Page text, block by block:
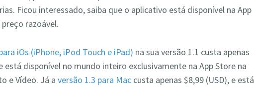
Ficou interessado, saiba que o aplicativo está disponível na App
razoável.
iOs (iPhone, iPod Touch e iPad) na sua versão 1.1 custa apenas
está disponível no mundo inteiro exclusivamente na App Store na
e Vídeo. Já aversão 1.3 para Mac custa apenas $8,99 (USD), e está